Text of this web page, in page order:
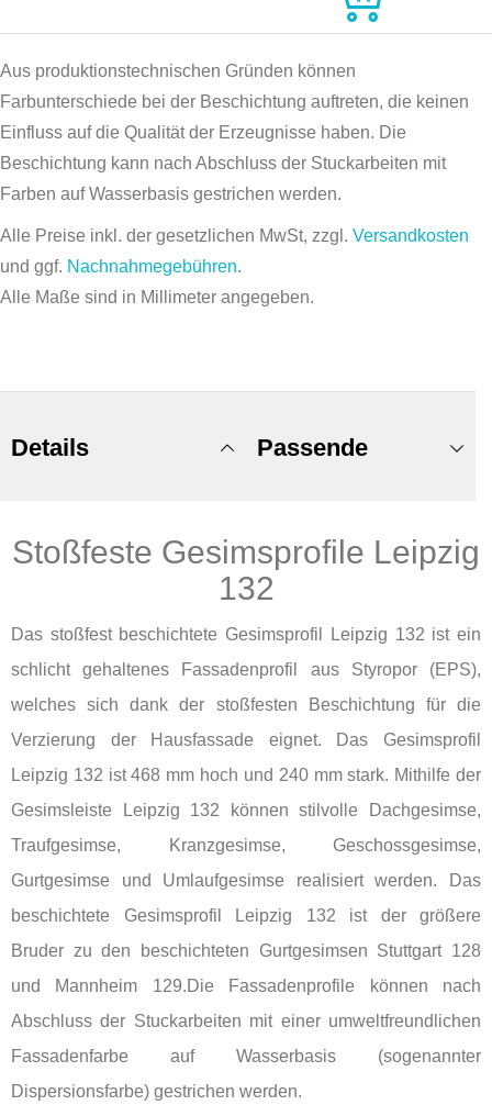
Aus produktionstechnischen Gründen können
Farbunterschiede bei der Beschichtung auftreten, die keinen
Einfluss auf die Qualität der Erzeugnisse haben. Die
Beschichtung kann nach Abschluss der Stuckarbeiten mit
Farben auf Wasserbasis gestrichen werden.
Alle Preise inkl. der gesetzlichen MwSt, zzgl. Versandkosten
und ggf. Nachnahmegebühren.
Alle Maße sind in Millimeter angegeben.
Details
Stoßfeste Gesimsprofile Leipzig
132
Das stoßfest beschichtete Gesimsprofil Leipzig 132 ist ein
schlicht gehaltenes Fassadenprofil aus Styropor (EPS),
welches sich dank der stoßfesten Beschichtung für die
Verzierung der Hausfassade eignet. Das Gesimsprofil
Leipzig 132 ist 468 mm hoch und 240 mm stark. Mithilfe der
Gesimsleiste Leipzig 132 können stilvolle Dachgesimse,
Traufgesimse, Kranzgesimse, Geschossgesimse,
Gurtgesimse und Umlaufgesimse realisiert werden. Das
beschichtete Gesimsprofil Leipzig 132 ist der größere
Bruder zu den beschichteten Gurtgesimsen Stuttgart 128
und Mannheim 129.Die Fassadenprofile können nach
Abschluss der Stuckarbeiten mit einer umweltfreundlichen
Fassadenfarbe auf Wasserbasis (sogenannter
Dispersionsfarbe) gestrichen werden.
Passende
Produkte